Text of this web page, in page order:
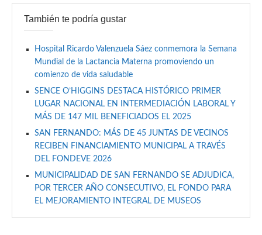
También te podría gustar
Hospital Ricardo Valenzuela Sáez conmemora la Semana
Mundial de la Lactancia Materna promoviendo un
comienzo de vida saludable
SENCE O’HIGGINS DESTACA HISTÓRICO PRIMER
LUGAR NACIONAL EN INTERMEDIACIÓN LABORAL Y
MÁS DE 147 MIL BENEFICIADOS EL 2025
SAN FERNANDO: MÁS DE 45 JUNTAS DE VECINOS
RECIBEN FINANCIAMIENTO MUNICIPAL A TRAVÉS
DEL FONDEVE 2026
MUNICIPALIDAD DE SAN FERNANDO SE ADJUDICA,
POR TERCER AÑO CONSECUTIVO, EL FONDO PARA
EL MEJORAMIENTO INTEGRAL DE MUSEOS